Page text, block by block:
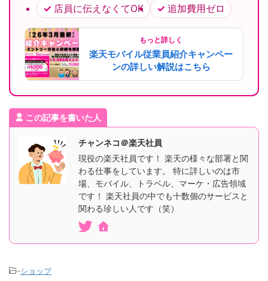
店員に伝えなくてOK
追加費用ゼロ
もっと詳しく
楽天モバイル従業員紹介キャンペー
ンの詳しい解説はこちら
この記事を書いた人
チャンネコ＠楽天社員
現役の楽天社員です！ 楽天の様々な部署と関
わる仕事をしています。 特に詳しいのは市
場、モバイル、トラベル、マーケ・広告領域
です！ 楽天社員の中でも十数個のサービスと
関わる珍しい人です（笑）
-ショップ